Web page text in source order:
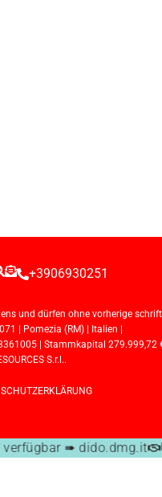
+3906930251
und dürfen ohne vorherige
| Pomezia (RM) | Italien |
| Stammkapital
S.r.l..
verfügbar ➠ dido.dmg.it